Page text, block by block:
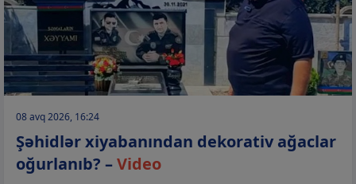
08 avq 2026, 16:24
Şəhidlər xiyabanından dekorativ ağaclar
oğurlanıb? –Video